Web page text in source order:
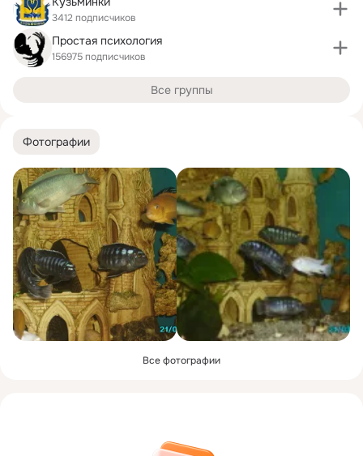
Фотографии
Все фотографии
3412 подписчиков
Простая психология
156975 подписчиков
Все группы